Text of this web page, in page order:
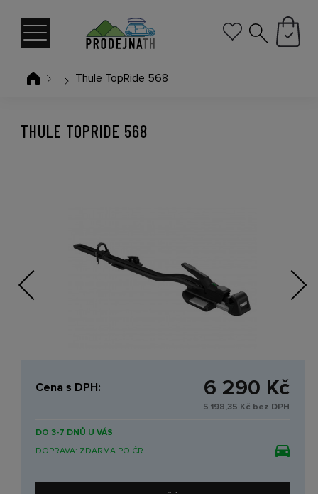
Thule TopRide 568
Previous Next
THULE TOPRIDE 568
Cena s DPH: 6 290 Kč
5 198,35 Kč bez DPH
DO 3-7 DNŮ U VÁS
DOPRAVA: ZDARMA PO ČR